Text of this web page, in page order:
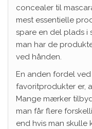
concealer til
mest essentielle
spare en del plads i
man har de
ved hånden.
En anden fordel
favoritprodukter er,
Mange mærker
man får flere
end hvis man skulle